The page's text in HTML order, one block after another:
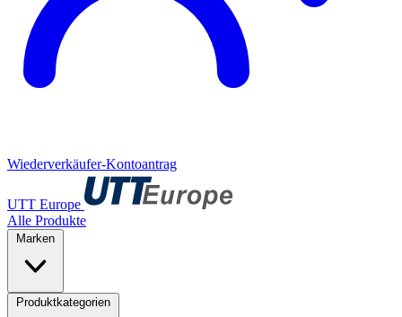
Wiederverkäufer-Kontoantrag
UTT Europe
Alle Produkte
Marken
Produktkategorien